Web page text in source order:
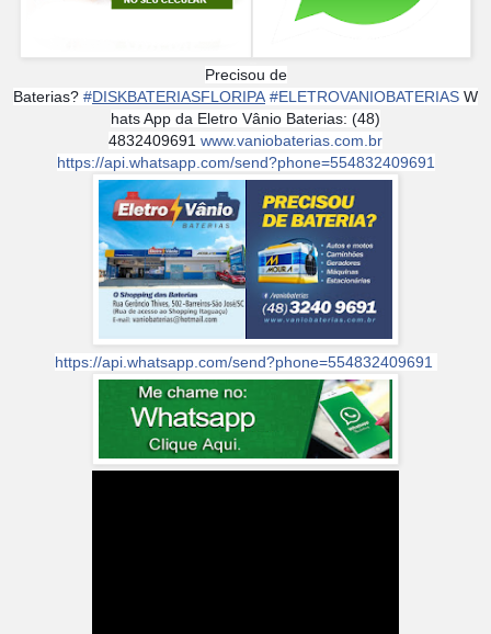
Precisou de
Baterias? #DISKBATERIASFLORIPA #ELETROVANIOBATERIAS W
hats App da Eletro Vânio Baterias: (48)
4832409691 www.vaniobaterias.com.br
https://api.whatsapp.com/send?phone=554832409691
https://api.whatsapp.com/send?phone=554832409691